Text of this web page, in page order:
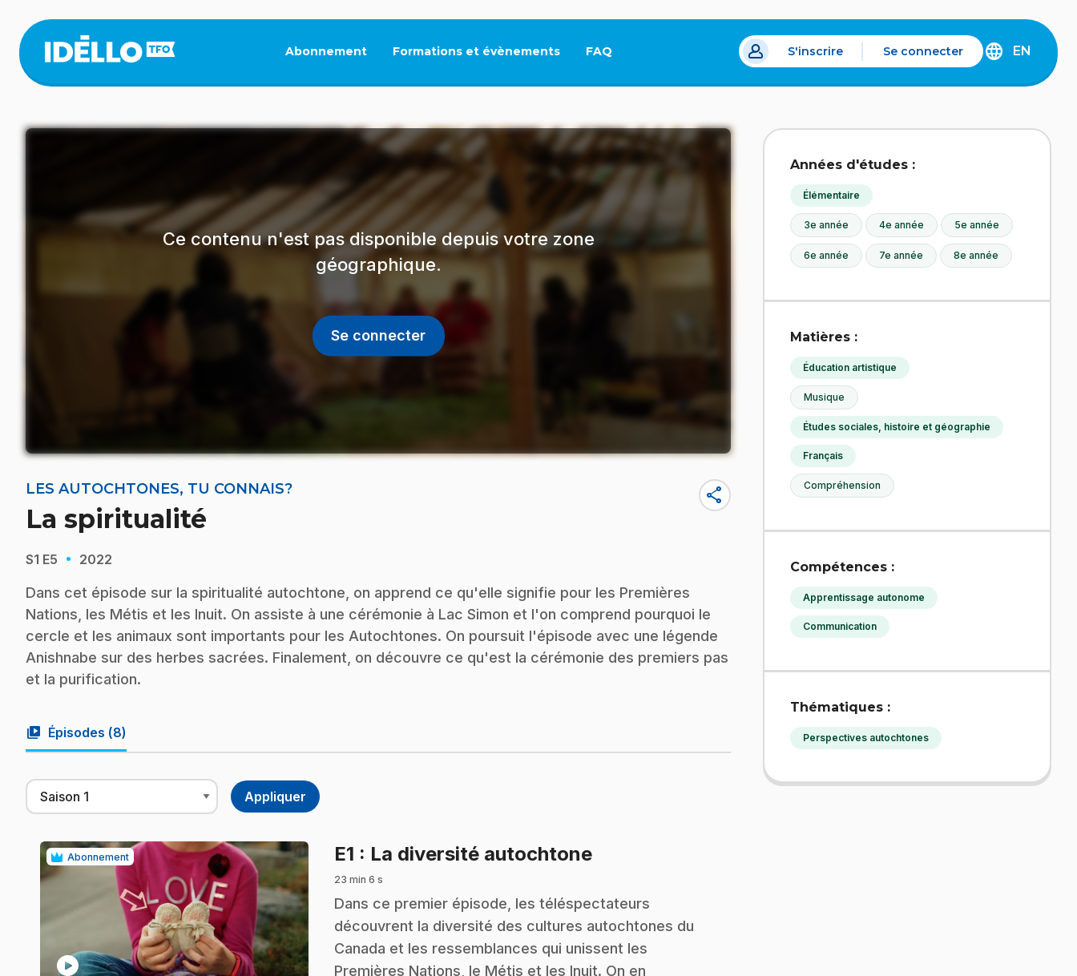
contenu
principal
Abonnement Formations et évènements FAQ
Ce lien s'ouvrira dans un nouvel onglet.
S'inscrire Se connecter
DISCOVER
EN
Ce contenu n'est pas disponible depuis votre zone
géographique.
Se connecter
LES AUTOCHTONES, TU CONNAIS?
La spiritualité
share
S1 E5 · 2022
Dans cet épisode sur la spiritualité autochtone, on apprend ce qu'elle signifie pour les Premières
Nations, les Métis et les Inuit. On assiste à une cérémonie à Lac Simon et l'on comprend pourquoi le
cercle et les animaux sont importants pour les Autochtones. On poursuit l'épisode avec une légende
Anishnabe sur des herbes sacrées. Finalement, on découvre ce qu'est la cérémonie des premiers pas
et la purification.
video_library Épisodes (8)
Abonnement
play_circle
E1 : La diversité autochtone.
23 min 6 s
.Dans ce premier épisode, les téléspectateurs
découvrent la diversité des cultures autochtones du
Canada et les ressemblances qui unissent les
Premières Nations, le Métis et les Inuit. On en
Années d'études :
Élémentaire
3e année 4e année 5e année
6e année 7e année 8e année
Matières :
Éducation artistique
Musique
Études sociales, histoire et géographie
Français
Compréhension
Compétences :
Apprentissage autonome
Communication
Thématiques :
Perspectives autochtones